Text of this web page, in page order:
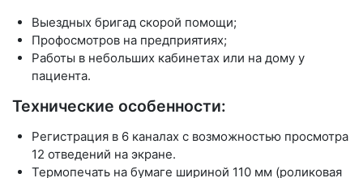
Выездных бригад скорой помощи;
Профосмотров на предприятиях;
Работы в небольших кабинетах или на дому у
пациента.
Технические особенности:
Регистрация в 6 каналах с возможностью просмотра
12 отведений на экране.
Термопечать на бумаге шириной 110 мм (роликовая